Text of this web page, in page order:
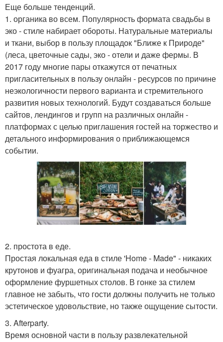
Еще больше тенденций.
1. органика во всем. Популярность формата свадьбы в
эко - стиле набирает обороты. Натуральные материалы
и ткани, выбор в пользу площадок "Ближе к Природе"
(леса, цветочные сады, эко - отели и даже фермы. В
2017 году многие пары откажутся от печатных
пригласительных в пользу онлайн - ресурсов по причине
неэкологичности первого варианта и стремительного
развития новых технологий. Будут создаваться больше
сайтов, лендингов и групп на различных онлайн -
платформах с целью приглашения гостей на торжество и
детального информирования о приближающемся
событии.
2. простота в еде.
Простая локальная еда в стиле 'Home - Made" - никаких
крутонов и фуагра, оригинальная подача и необычное
оформление фуршетных столов. В гонке за стилем
главное не забыть, что гости должны получить не только
эстетическое удовольствие, но также ощущение сытости.
3. Afterparty.
Время основной части в пользу развлекательной